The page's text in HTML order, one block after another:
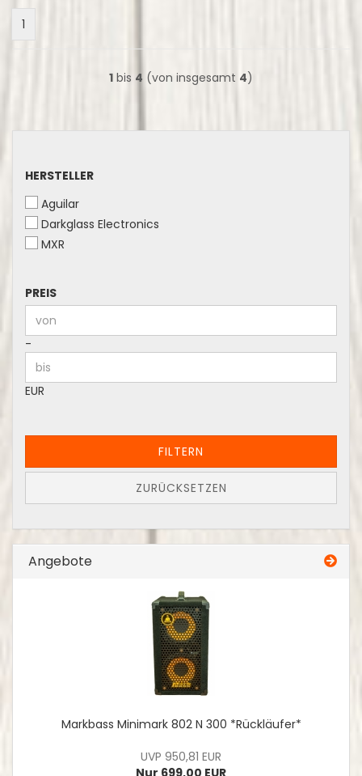
1
1 bis 4 (von insgesamt 4)
HERSTELLER
HERSTELLER
Aguilar
Darkglass Electronics
MXR
PREIS
PREIS
Preis bis
-
EUR
FILTERN
ZURÜCKSETZEN
Angebote
Markbass Minimark 802 N 300 *Rückläufer*
UVP 950,81 EUR